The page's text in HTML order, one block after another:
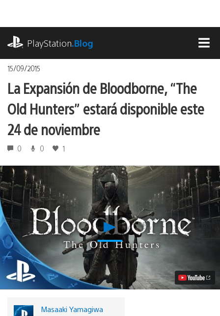
contenido
PlayStation.Blog
15/09/2015
La Expansión de Bloodborne, “The
Old Hunters” estará disponible este
24 de noviembre
0 0 1
Reproducir
La
Expansión
de
Bloodborne,
“The
Old
Hunters”
Masaaki Yamagiwa